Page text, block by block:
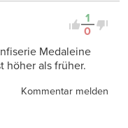
1
0
Medaleine
höher als früher.
Kommentar melden